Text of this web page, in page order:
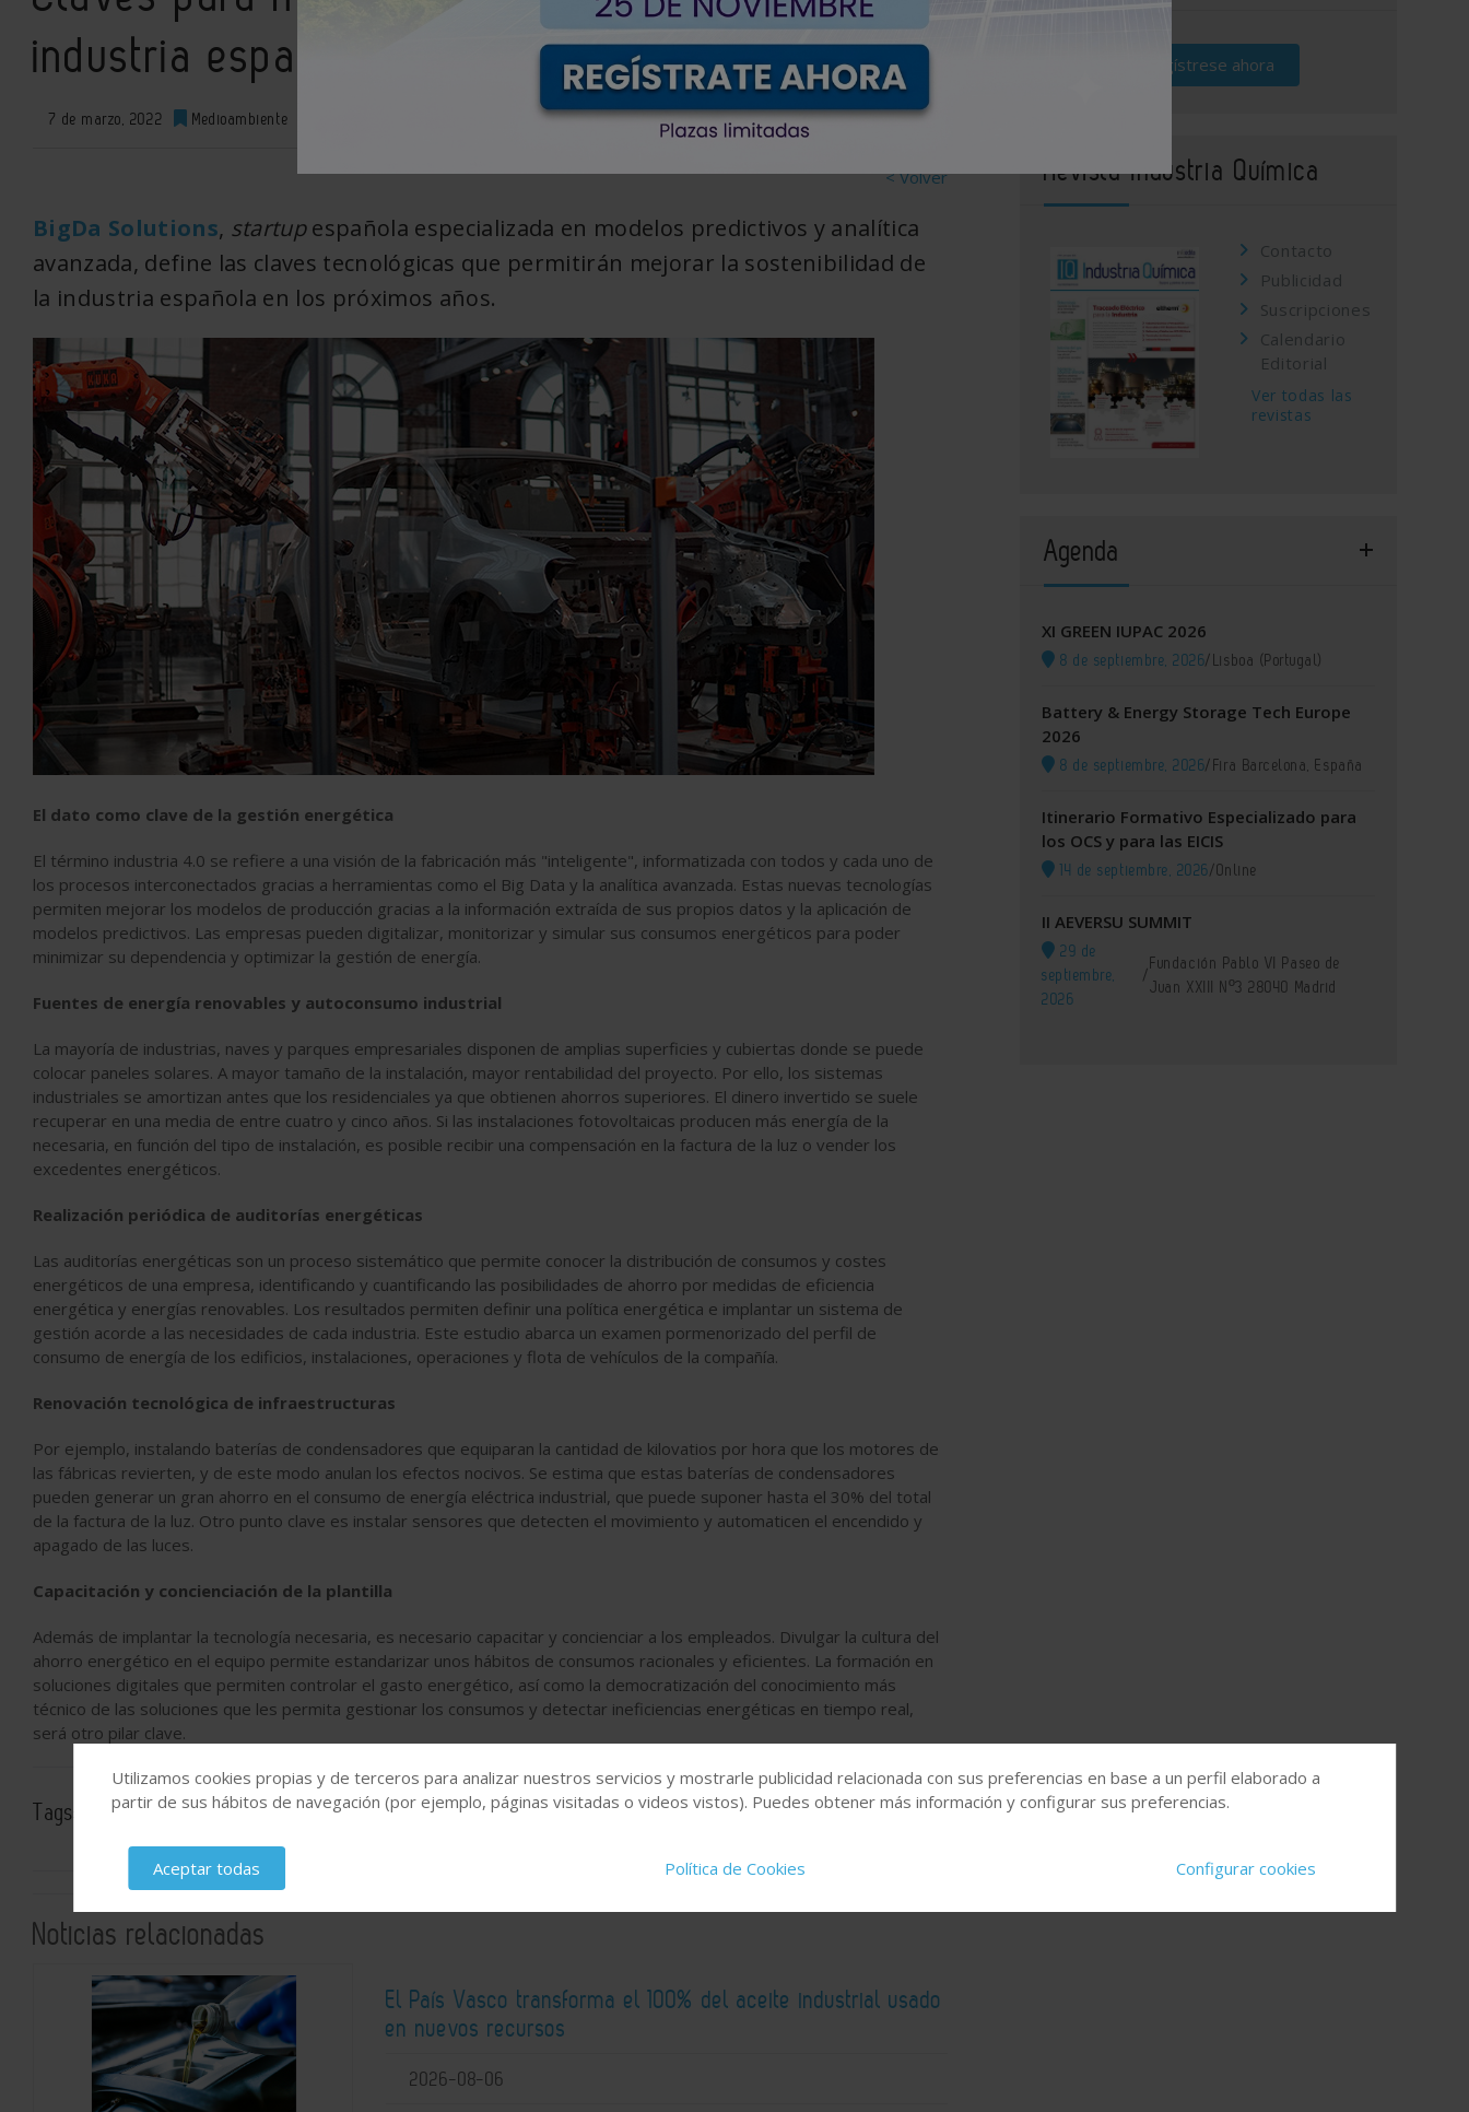
industria española, según BigDa Solutions
7 de marzo, 2022 Medioambiente
< Volver
BigDa Solutions, startupespañola especializada en modelos predictivos y analítica
avanzada, define las claves tecnológicas que permitirán mejorar la sostenibilidad de
la industria española en los próximos años.
El dato como clave de la gestión energética
El término industria 4.0 se refiere a una visión de la fabricación más "inteligente", informatizada con todos y cada uno de
los procesos interconectados gracias a herramientas como el Big Data y la analítica avanzada. Estas nuevas tecnologías
permiten mejorar los modelos de producción gracias a la información extraída de sus propios datos y la aplicación de
modelos predictivos. Las empresas pueden digitalizar, monitorizar y simular sus consumos energéticos para poder
minimizar su dependencia y optimizar la gestión de energía.
Fuentes de energía renovables y autoconsumo industrial
La mayoría de industrias, naves y parques empresariales disponen de amplias superficies y cubiertas donde se puede
colocar paneles solares. A mayor tamaño de la instalación, mayor rentabilidad del proyecto. Por ello, los sistemas
industriales se amortizan antes que los residenciales ya que obtienen ahorros superiores. El dinero invertido se suele
recuperar en una media de entre cuatro y cinco años. Si las instalaciones fotovoltaicas producen más energía de la
necesaria, en función del tipo de instalación, es posible recibir una compensación en la factura de la luz o vender los
excedentes energéticos.
Realización periódica de auditorías energéticas
Las auditorías energéticas son un proceso sistemático que permite conocer la distribución de consumos y costes
energéticos de una empresa, identificando y cuantificando las posibilidades de ahorro por medidas de eficiencia
energética y energías renovables. Los resultados permiten definir una política energética e implantar un sistema de
gestión acorde a las necesidades de cada industria. Este estudio abarca un examen pormenorizado del perfil de
consumo de energía de los edificios, instalaciones, operaciones y flota de vehículos de la compañía.
Renovación tecnológica de infraestructuras
Por ejemplo, instalando baterías de condensadores que equiparan la cantidad de kilovatios por hora que los motores de
las fábricas revierten, y de este modo anulan los efectos nocivos. Se estima que estas baterías de condensadores
pueden generar un gran ahorro en el consumo de energía eléctrica industrial, que puede suponer hasta el 30% del total
de la factura de la luz. Otro punto clave es instalar sensores que detecten el movimiento y automaticen el encendido y
apagado de las luces.
Capacitación y concienciación de la plantilla
Además de implantar la tecnología necesaria, es necesario capacitar y concienciar a los empleados. Divulgar la cultura del
ahorro energético en el equipo permite estandarizar unos hábitos de consumos racionales y eficientes. La formación en
soluciones digitales que permiten controlar el gasto energético, así como la democratización del conocimiento más
técnico de las soluciones que les permita gestionar los consumos y detectar ineficiencias energéticas en tiempo real,
será otro pilar clave.
Tags: Sostenibilidad Industria digital
Noticias relacionadas
El País Vasco transforma el 100% del aceite industrial usado
en nuevos recursos
2026-08-06
Regístrese ahora
Revista Industria Química
Contacto
Publicidad
Suscripciones
Calendario
Editorial
Ver todas las
revistas
Agenda
XI GREEN IUPAC 2026
8 de septiembre, 2026/Lisboa (Portugal)
Battery & Energy Storage Tech Europe
2026
8 de septiembre, 2026/Fira Barcelona, España
Itinerario Formativo Especializado para
los OCS y para las EICIS
14 de septiembre, 2026/Online
II AEVERSU SUMMIT
29 de
septiembre,
2026
/
Fundación Pablo VI Paseo de
Juan XXIII Nº3 28040 Madrid
Utilizamos cookies propias y de terceros para analizar nuestros servicios y mostrarle publicidad relacionada con sus preferencias en base a un perfil elaborado a
partir de sus hábitos de navegación (por ejemplo, páginas visitadas o videos vistos). Puedes obtener más información y configurar sus preferencias.
Aceptar todas Política de Cookies Configurar cookies